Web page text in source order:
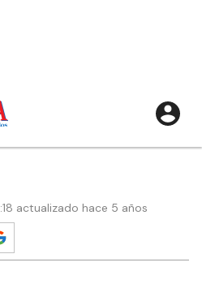
actualizado hace 5 años